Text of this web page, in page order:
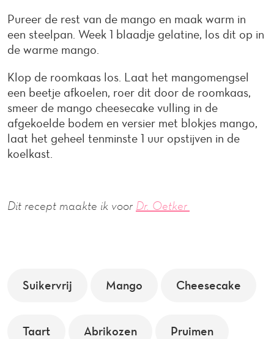
Pureer de rest van de mango en maak warm in
een steelpan. Week 1 blaadje gelatine, los dit op in
de warme mango.
Klop de roomkaas los. Laat het mangomengsel
een beetje afkoelen, roer dit door de roomkaas,
smeer de mango cheesecake vulling in de
afgekoelde bodem en versier met blokjes mango,
laat het geheel tenminste 1 uur opstijven in de
koelkast.
Dit recept maakte ik voor Dr. Oetker
Suikervrij Mango Cheesecake
Taart Abrikozen Pruimen